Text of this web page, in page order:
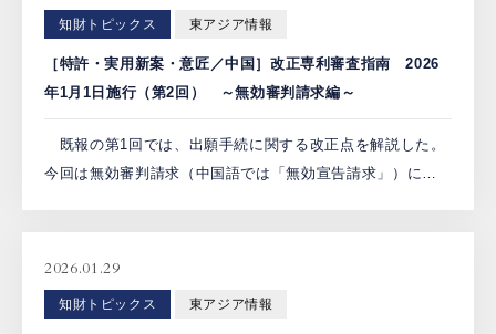
知財トピックス 東アジア情報
［特許・実用新案・意匠／中国］改正専利審査指南 2026
年1月1日施行（第2回） ～無効審判請求編～
既報の第1回では、出願手続に関する改正点を解説した。
今回は無効審判請求（中国語では「無効宣告請求」）に関
[…]
2026.01.29
知財トピックス 東アジア情報